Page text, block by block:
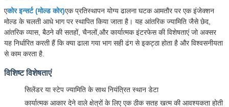
एकोर इन्सर्ट (मोल्ड कोर)एक प्रतिस्थापन योग्य ढालना घटक आमतौर पर एक इंजेक्शन
मोल्ड के चलती आधे भाग पर स्थापित किया जाता है। यह आंतरिक ज्यामिति जैसे छेद,
आंतरिक व्यास, बैठने की सतहों, चैनलों,और कार्यात्मक इंटरफेस की विशेषताएं जो अक्सर
यह निर्धारित करती हैं कि क्या ढाला गया भाग सही ढंग से इकट्ठा होता है और विश्वसनीयता
से काम करता है.
विशिष्ट विशेषताएं
सिलेंडर या स्टेप ज्यामिति के साथ नियंत्रित स्थान डेटा
कार्यात्मक आकार देने वाले क्षेत्रों के लिए एक ठीक सतह खत्म की आवश्यकता होती